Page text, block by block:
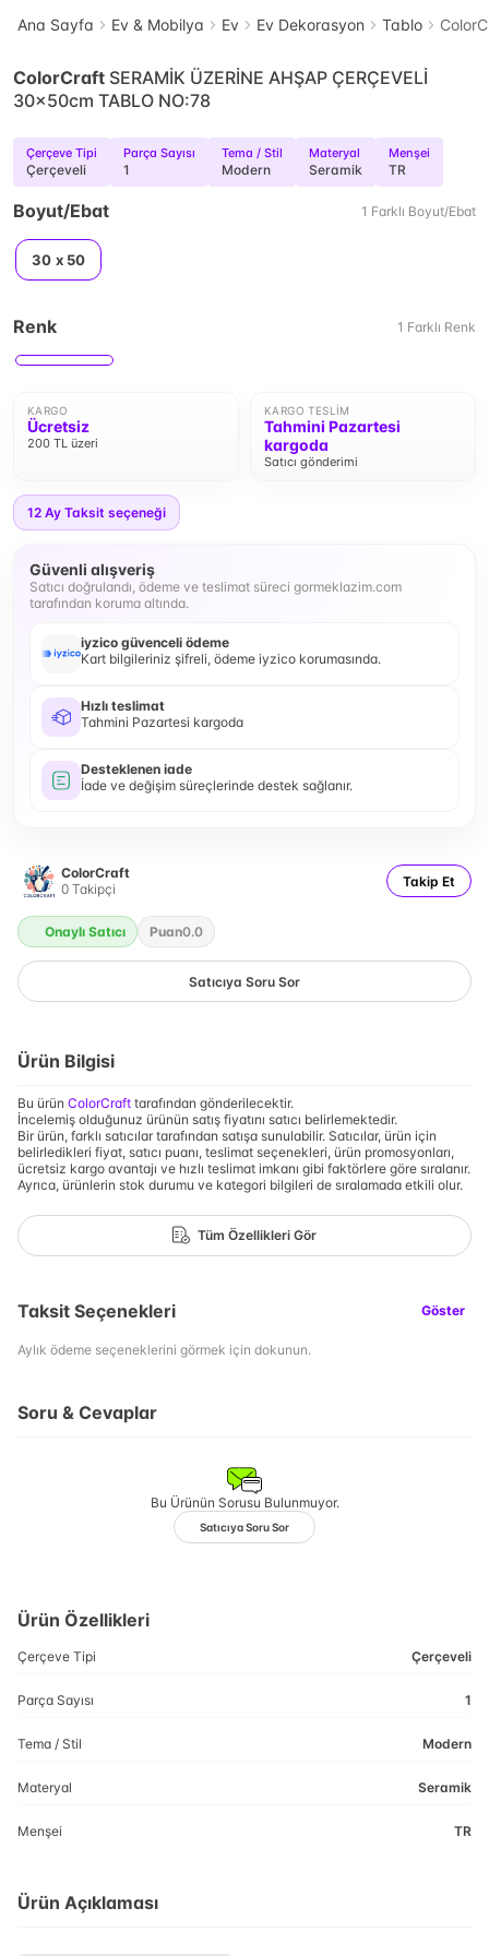
Ana Sayfa Ev & Mobilya Ev Ev Dekorasyon Tablo
ColorCraft SERAMİK ÜZERİNE AHŞAP ÇERÇEVELİ
30x50cm TABLO NO:78
Çerçeve Tipi
Çerçeveli
Parça Sayısı
1
Tema / Stil
Modern
Materyal
Seramik
Menşei
TR
Boyut/Ebat 1 Farklı Boyut/Ebat
30 x 50
Renk 1 Farklı Renk
KARGO
Ücretsiz
200 TL üzeri
KARGO TESLIM
Tahmini Pazartesi
kargoda
Satıcı gönderimi
12 Ay Taksit seçeneği
Güvenli alışveriş
Satıcı doğrulandı, ödeme ve teslimat süreci gormeklazim.com
tarafından koruma altında.
iyzico güvenceli ödeme
Kart bilgileriniz şifreli, ödeme iyzico korumasında.
Hızlı teslimat
Tahmini Pazartesi kargoda
Desteklenen iade
İade ve değişim süreçlerinde destek sağlanır.
ColorCraft
0 Takipçi Takip Et
Onaylı Satıcı Puan0.0
Satıcıya Soru Sor
Ürün Bilgisi
Bu ürün ColorCraft tarafından gönderilecektir.
İncelemiş olduğunuz ürünün satış fiyatını satıcı belirlemektedir.
Bir ürün, farklı satıcılar tarafından satışa sunulabilir. Satıcılar, ürün için
belirledikleri fiyat, satıcı puanı, teslimat seçenekleri, ürün promosyonları,
ücretsiz kargo avantajı ve hızlı teslimat imkanı gibi faktörlere göre sıralanır.
Ayrıca, ürünlerin stok durumu ve kategori bilgileri de sıralamada etkili olur.
Tüm Özellikleri Gör
Taksit Seçenekleri Göster
Aylık ödeme seçeneklerini görmek için dokunun.
Soru & Cevaplar
Bu Ürünün Sorusu Bulunmuyor.
Satıcıya Soru Sor
Ürün Özellikleri
Çerçeve Tipi Çerçeveli
Parça Sayısı 1
Tema / Stil Modern
Materyal Seramik
Menşei TR
Ürün Açıklaması